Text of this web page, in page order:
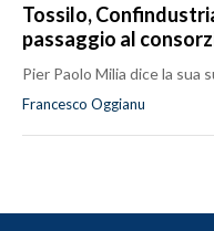
Tossilo,
passaggio al
Pier Paolo Milia dice la
Francesco Oggianu